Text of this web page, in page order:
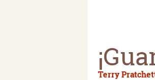
Terry